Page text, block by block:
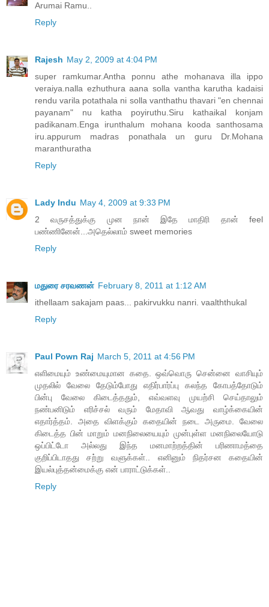
Arumai Ramu..
Reply
Rajesh May 2, 2009 at 4:04 PM
super ramkumar.Antha ponnu athe mohanava illa ippo
veraiya.nalla ezhuthura aana solla vantha karutha kadaisi
rendu varila potathala ni solla vanthathu thavari "en chennai
payanam" nu katha poyiruthu.Siru kathaikal konjam
padikanam.Enga irunthalum mohana kooda santhosama
iru.appurum madras ponathala un guru Dr.Mohana
maranthuratha
Reply
Lady Indu May 4, 2009 at 9:33 PM
2 வருசத்துக்கு முன நான் இதே மாதிரி தான் feel
பண்ணினேன்...அதெல்லாம் sweet memories
Reply
மதுரை சரவணன் February 8, 2011 at 1:12 AM
ithellaam sakajam paas... pakirvukku nanri. vaalththukal
Reply
Paul Pown Raj March 5, 2011 at 4:56 PM
எளிமையும் உண்மையுமான கதை. ஒவ்வொரு சென்னை வாசியும்
முதலில் வேலை தேடும்போது எதிர்பார்ப்பு கலந்த கோபத்தோடும்
பின்பு வேலை கிடைத்ததும், எவ்வளவு முயற்சி செய்தாலும்
நண்பனிடும் எரிச்சல் வரும் மேதாவி ஆவது வாழ்க்கையின்
எதார்த்தம். அதை விளக்கும் கதையின் நடை அருமை. வேலை
கிடைத்த பின் மாறும் மனநிலையையும் முன்புள்ள மனநிலையோடு
ஒப்பிட்டோ அல்லது இந்த மனமாற்றத்தின் பரிணாமத்தை
குறிப்பிடாதது சற்று வளுக்கள்.. எனினும் நிதர்சன கதையின்
இயல்புத்தன்மைக்கு என் பாராட்டுக்கள்..
Reply